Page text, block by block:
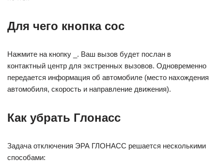
Для чего кнопка сос
Нажмите на кнопку _. Ваш вызов будет послан в
контактный центр для экстренных вызовов. Одновременно
передается информация об автомобиле (место нахождения
автомобиля, скорость и направление движения).
Как убрать Глонасс
Задача отключения ЭРА ГЛОНАСС решается несколькими
способами: